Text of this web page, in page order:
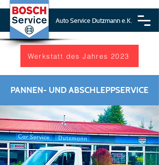
Auto Service Dutzmann e.K.
Werkstatt des Jahres 2023
PANNEN- UND ABSCHLEPPSERVICE